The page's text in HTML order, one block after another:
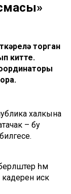
торган
китте.
халкына
– бу
һәм
искә